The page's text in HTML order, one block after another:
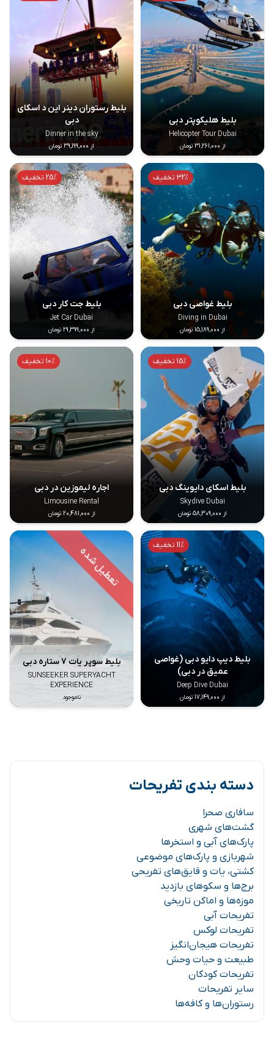
دسته بندی تفریحات
سافاری صحرا
گشت‌های شهری
پارک‌های آبی و استخرها
شهربازی و پارک‌های موضوعی
کشتی، یات و قایق‌های تفریحی
برج‌ها و سکوهای بازدید
موزه‌ها و اماکن تاریخی
تفریحات آبی
تفریحات لوکس
تفریحات هیجان‌انگیز
طبیعت و حیات وحش
تفریحات کودکان
سایر تفریحات
رستوران‌ها و کافه‌ها
بلیط هلیکوپتر دبی
Helicopter Tour Dubai
از 31,261,000 تومان
بلیط رستوران دینر این د اسکای
دبی
Dinner in the sky
از 39,199,000 تومان
32% تخفیف
بلیط غواصی دبی
Diving in Dubai
از 15,189,000 تومان
25% تخفیف
بلیط جت کار دبی
Jet Car Dubai
از 29,399,000 تومان
15% تخفیف
بلیط اسکای دایوینگ دبی
Skydive Dubai
از 58,309,000 تومان
10% تخفیف
اجاره لیموزین در دبی
Limousine Rental
از 20,481,000 تومان
11% تخفیف
بلیط دیپ دایو دبی (غواصی
عمیق در دبی)
Deep Dive Dubai
از 17,149,000 تومان
بلیط سوپر یات 7 ستاره دبی
SUNSEEKER SUPERYACHT
EXPERIENCE
ناموجود